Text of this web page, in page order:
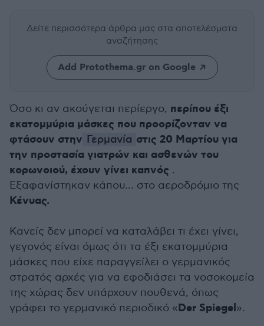
Δείτε περισσότερα άρθρα μας στα αποτελέσματα
αναζήτησης
Add Protothema.gr on Google
Όσο κι αν ακούγεται περίεργο, περίπου έξι
εκατομμύρια μάσκες που προορίζονταν να
φτάσουν στην Γερμανία στις 20 Μαρτίου για
την προστασία γιατρών και ασθενών του
κορωνοιού, έχουν γίνει καπνός .
Εξαφανίστηκαν κάπου… στο αεροδρόμιο της
Κένυας.
Κανείς δεν μπορεί να καταλάβει τι έχει γίνει,
γεγονός είναι όμως ότι τα έξι εκατομμύρια
μάσκες που είχε παραγγείλει ο γερμανικός
στρατός αρχές για να εφοδιάσει τα νοσοκομεία
της χώρας δεν υπάρχουν πουθενά, όπως
γράφει το γερμανικό περιοδικό «Der Spiegel».